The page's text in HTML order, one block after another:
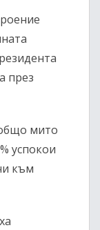
през
мито
успокои
към